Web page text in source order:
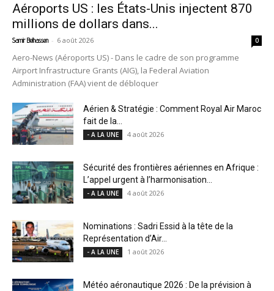
Aéroports US : les États-Unis injectent 870
millions de dollars dans...
Samir Belhassen - 6 août 2026 0
Aero-News (Aéroports US) - Dans le cadre de son programme
Airport Infrastructure Grants (AIG), la Federal Aviation
Administration (FAA) vient de débloquer
Aérien & Stratégie : Comment Royal Air Maroc
fait de la...
- A LA UNE 4 août 2026
Sécurité des frontières aériennes en Afrique :
L’appel urgent à l’harmonisation...
- A LA UNE 4 août 2026
Nominations : Sadri Essid à la tête de la
Représentation d’Air...
- A LA UNE 1 août 2026
Météo aéronautique 2026 : De la prévision à